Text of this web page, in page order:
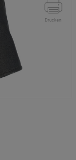
Drucken